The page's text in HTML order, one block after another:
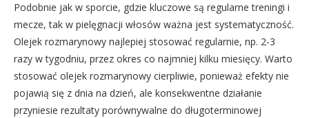
Podobnie jak w sporcie, gdzie kluczowe są regularne treningi i
mecze, tak w pielęgnacji włosów ważna jest systematyczność.
Olejek rozmarynowy najlepiej stosować regularnie, np. 2-3
razy w tygodniu, przez okres co najmniej kilku miesięcy. Warto
stosować olejek rozmarynowy cierpliwie, ponieważ efekty nie
pojawią się z dnia na dzień, ale konsekwentne działanie
przyniesie rezultaty porównywalne do długoterminowej